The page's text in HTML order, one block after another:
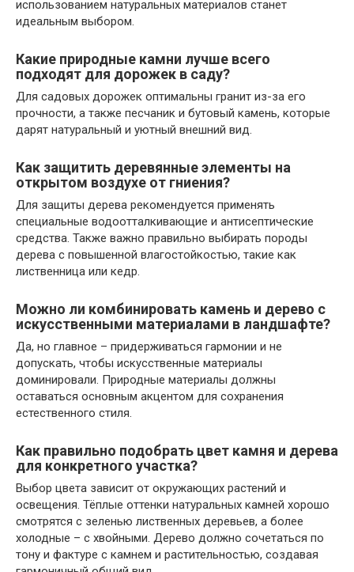
использованием натуральных материалов станет
идеальным выбором.
Какие природные камни лучше всего
подходят для дорожек в саду?
Для садовых дорожек оптимальны гранит из-за его
прочности, а также песчаник и бутовый камень, которые
дарят натуральный и уютный внешний вид.
Как защитить деревянные элементы на
открытом воздухе от гниения?
Для защиты дерева рекомендуется применять
специальные водоотталкивающие и антисептические
средства. Также важно правильно выбирать породы
дерева с повышенной влагостойкостью, такие как
лиственница или кедр.
Можно ли комбинировать камень и дерево с
искусственными материалами в ландшафте?
Да, но главное – придерживаться гармонии и не
допускать, чтобы искусственные материалы
доминировали. Природные материалы должны
оставаться основным акцентом для сохранения
естественного стиля.
Как правильно подобрать цвет камня и дерева
для конкретного участка?
Выбор цвета зависит от окружающих растений и
освещения. Тёплые оттенки натуральных камней хорошо
смотрятся с зеленью лиственных деревьев, а более
холодные – с хвойными. Дерево должно сочетаться по
тону и фактуре с камнем и растительностью, создавая